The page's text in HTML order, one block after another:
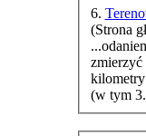
6.
(Strona
zmierzyć
kilometry
(w tym